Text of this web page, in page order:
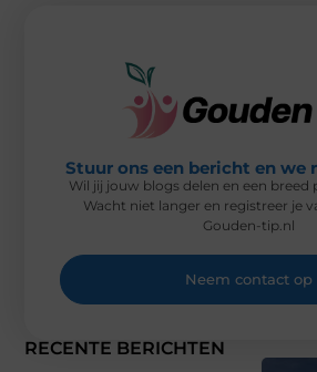
RECENTE BERICHTEN
Stuur ons een bericht en we
Wil jij jouw blogs delen en een breed
Wacht niet langer en registreer je
Gouden-tip.nl
Neem contact op